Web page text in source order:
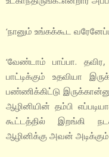
‘நானும் உங்கக்கூட
‘வேண்டாம் பாப்பா.
பாட்டிக்கும் உதவியா
பண்ணிக்கிட்டு
ஆழினியின் தம்பி
கூட்டத்தில் இறங்கி
ஆழினிக்கு அவன் அடிக்கும்